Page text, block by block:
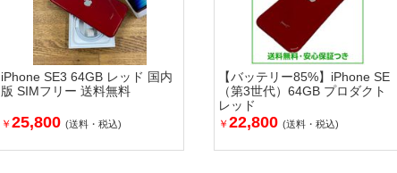
iPhone SE3 64GB レッド 国内
版 SIMフリー 送料無料
￥ 25,800 (送料・税込)
【バッテリー85%】iPhone SE
（第3世代）64GB プロダクト
レッド
￥22,800(送料・税込)